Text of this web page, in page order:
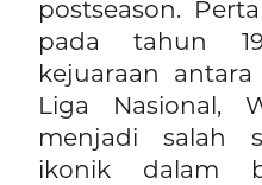
postseason.
pada tahun
kejuaraan
Liga Nasional,
menjadi salah
ikonik dalam